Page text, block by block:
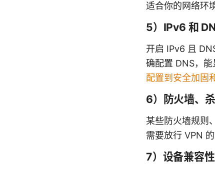
适合你的网络环
5）IPv6 和
开启 IPv6 且
确配置 DNS，能
配置到安全加固
6）防火墙、
某些防火墙规则
需要放行 VPN
7）设备兼容